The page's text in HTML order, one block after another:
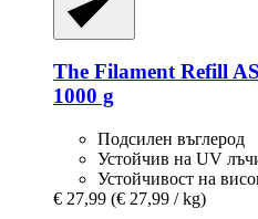
The FilamentRefill
1000 g
Подсилен въглерод
Устойчив на UV
Устойчивост на
€ 27,99 (€ 27,99 / kg)